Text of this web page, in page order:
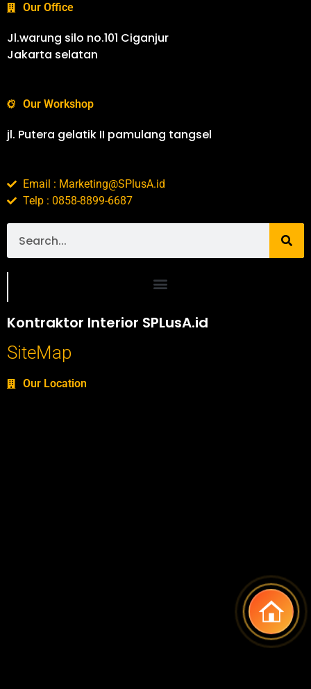
Our Office
Jl.warung silo no.101 Ciganjur
Jakarta selatan
Our Workshop
jl. Putera gelatik II pamulang tangsel
Email : Marketing@SPlusA.id
Telp : 0858-8899-6687
Kontraktor Interior SPLusA.id
SiteMap
Our Location